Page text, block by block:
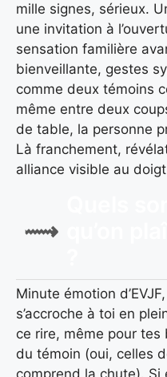
mille signes, sérieux.
une invitation à
sensation familière
bienveillante, gestes
comme deux témoins
même entre deux
de table, la personne
Là franchement,
alliance visible au
Minute émotion
s’accroche à toi en
ce rire, même pour tes
du témoin (oui, celles